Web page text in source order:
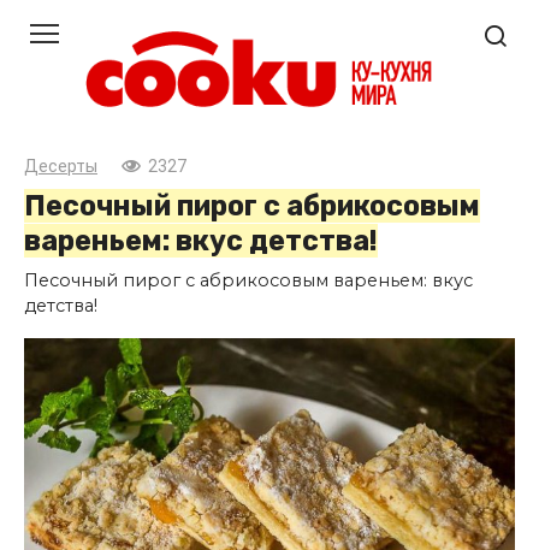
контенту
Десерты 2327
Песочный пирог с абрикосовым
вареньем: вкус детства!
Песочный пирог с абрикосовым вареньем: вкус
детства!